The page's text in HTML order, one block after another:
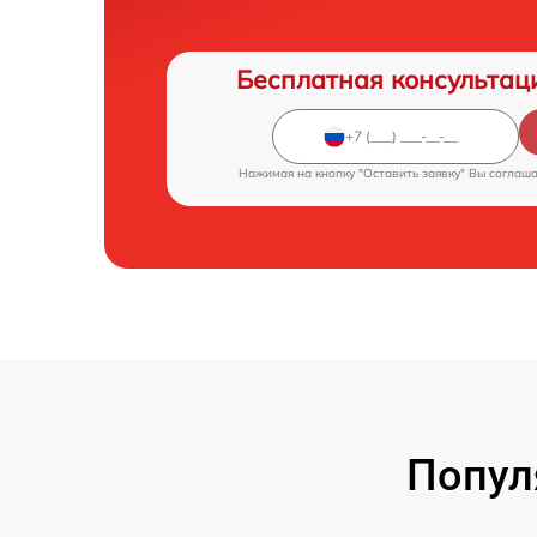
Бесплатная
Нажимая на кнопку "Оставить заявку" Вы